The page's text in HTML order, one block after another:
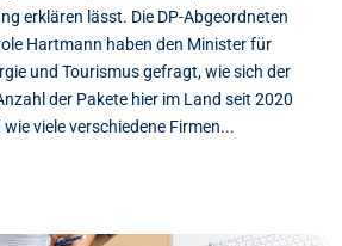
erklären lässt. Die DP-Abgeordneten
Hartmann haben den Minister für
und Tourismus gefragt, wie sich der
der Pakete hier im Land seit 2020
viele verschiedene Firmen...